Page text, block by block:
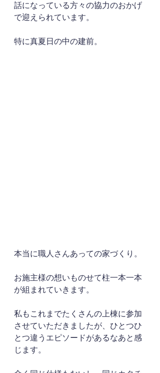
話になっている方々の協力のおかげ
で迎えられています。
特に真夏日の中の建前。
本当に職人さんあっての家づくり。
お施主様の想いものせて柱一本一本
が組まれていきます。
私もこれまでたくさんの上棟に参加
させていただきましたが、ひとつひ
とつ違うエピソードがあるなあと感
じます。